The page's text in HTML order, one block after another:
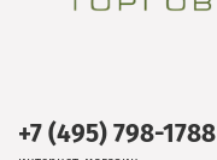
+7 (495) 798-1788